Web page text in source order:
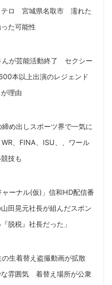
テロ 宮城県名取市 濡れた
た可能性
んが芸能活動終了 セクシー
本以上出演のレジェンド
理由
締め出しスポーツ界で一気に
、FINA、ISU、、ワール
技も
ャーナル(仮)」信和HD配信番
田晃元社長が組んだスポン
脱税』社長だった」
の生着替え盗撮動画が拡散
な雰囲気 着替え場所が公衆